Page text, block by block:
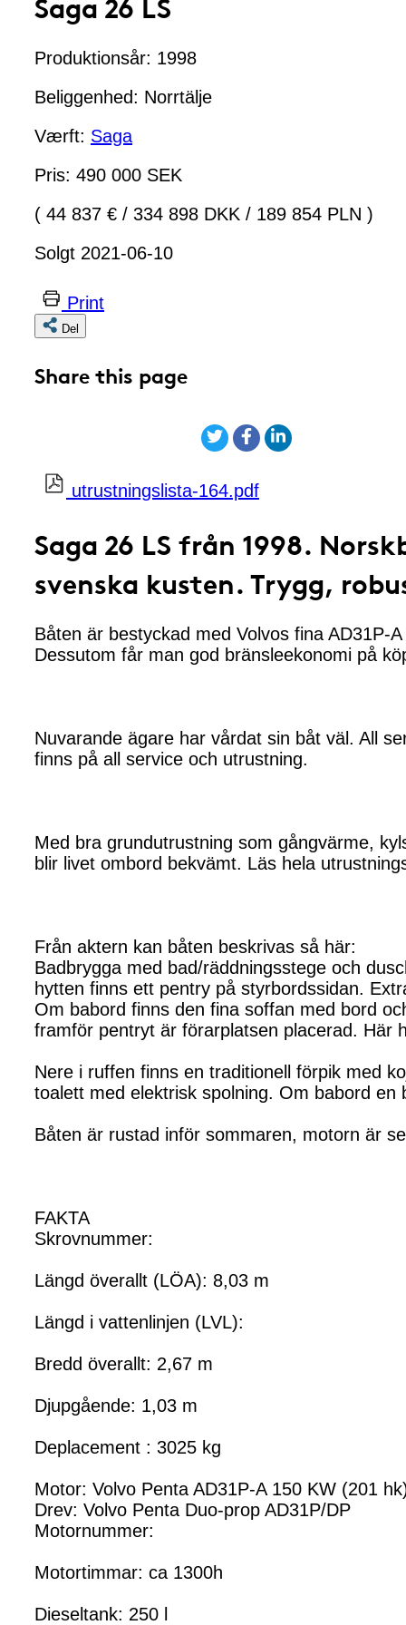
Produktionsår: 1998
Beliggenhed: Norrtälje
Værft: Saga
Pris: 490 000 SEK
( 44 837 € / 334 898 DKK / 189 854 PLN )
Solgt 2021-06-10
Print
Del
Share this page
utrustningslista-164.pdf
Saga 26 LS från 1998.
svenska kusten. Trygg,
Båten är bestyckad med Volvos fina AD31P-
Dessutom får man god bränsleekonomi på
Nuvarande ägare har vårdat sin båt väl. All
finns på all service och utrustning.
Med bra grundutrustning som gångvärme,
blir livet ombord bekvämt. Läs hela
Från aktern kan båten beskrivas så här:
Badbrygga med bad/räddningsstege och
hytten finns ett pentry på styrbordssidan.
Om babord finns den fina soffan med bord
framför pentryt är förarplatsen placerad. Här
Nere i ruffen finns en traditionell förpik med
toalett med elektrisk spolning. Om babord en
Båten är rustad inför sommaren, motorn är
FAKTA
Skrovnummer:
Längd överallt (LÖA): 8,03 m
Längd i vattenlinjen (LVL):
Bredd överallt: 2,67 m
Djupgående: 1,03 m
Deplacement : 3025 kg
Motor: Volvo Penta AD31P-A 150 KW (201
Drev: Volvo Penta Duo-prop AD31P/DP
Motornummer:
Motortimmar: ca 1300h
Dieseltank: 250 l